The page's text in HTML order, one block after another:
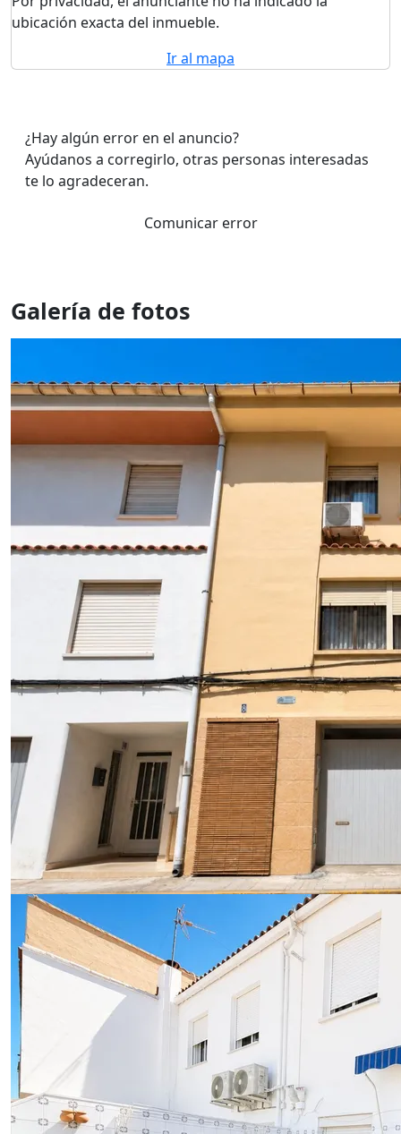
ubicación exacta del inmueble.
Ir al mapa
¿Hay algún error en el anuncio?
Ayúdanos a corregirlo, otras personas interesadas
te lo agradeceran.
Comunicar error
Galería de fotos